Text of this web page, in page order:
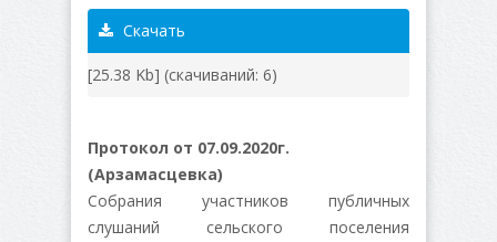
Скачать
[25.38 Kb] (cкачиваний: 6)
Протокол от 07.09.2020г.
(Арзамасцевка)
Собрания участников публичных
слушаний сельского поселения